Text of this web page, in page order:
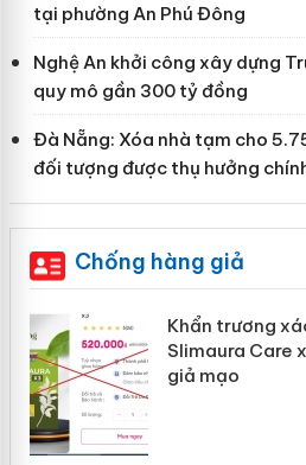
tại phường An Phú Đông
Nghệ An khởi công xây dựng
quy mô gần 300 tỷ đồng
Đà Nẵng: Xóa nhà tạm cho
đối tượng được thụ hưởng
Chống hàng giả
Khẩn trương
Slimaura Care
giả mạo